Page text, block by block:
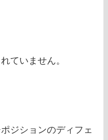
ていません。
ジションのディフェ